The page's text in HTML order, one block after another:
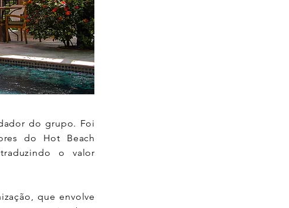
do grupo. Foi
do Hot Beach
o valor
que envolve